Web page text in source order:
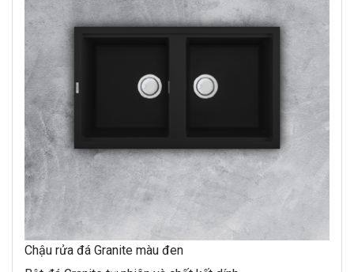
Chậu rửa đá Granite màu đen